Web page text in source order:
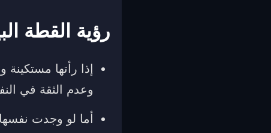
رؤية القطة
إذا رأتها
وعدم الثقة في
أما لو وجدت